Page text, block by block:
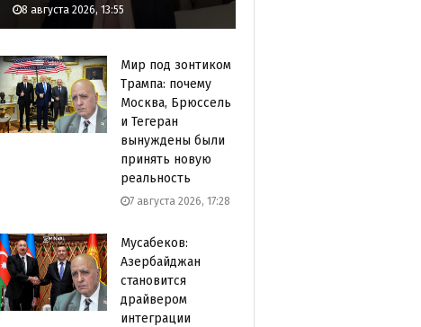
8 августа 2026, 13:55
Мир под зонтиком
Трампа: почему
Москва, Брюссель
и Тегеран
вынуждены были
принять новую
реальность
7 августа 2026, 17:28
Мусабеков:
Азербайджан
становится
драйвером
интеграции